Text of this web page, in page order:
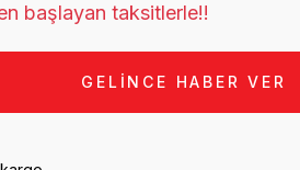
başlayan taksitlerle!!
GELİNCE HABER VER